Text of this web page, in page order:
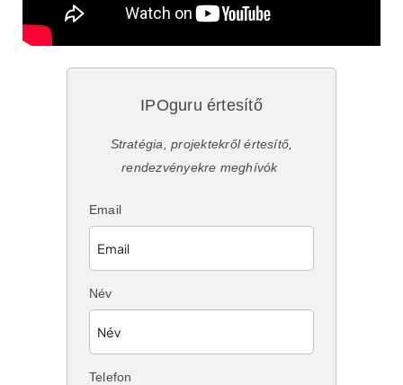
IPOguru értesítő
Stratégia, projektekről értesítő,
rendezvényekre meghívók
Email
Név
Telefon